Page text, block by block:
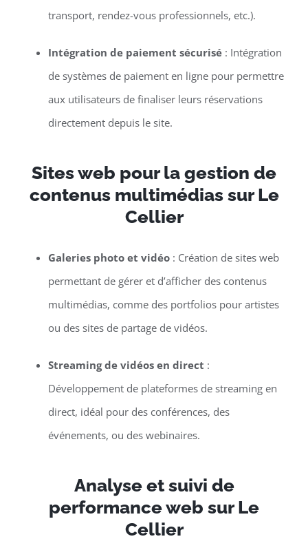
transport, rendez-vous professionnels, etc.).
Intégration de paiement sécurisé: Intégration
de systèmes de paiement en ligne pour permettre
aux utilisateurs de finaliser leurs réservations
directement depuis le site.
Sites web pour la gestion de
contenus multimédias sur Le
Cellier
Galeries photo et vidéo: Création de sites web
permettant de gérer et d’afficher des contenus
multimédias, comme des portfolios pour artistes
ou des sites de partage de vidéos.
Streaming de vidéos en direct :
Développement de plateformes de streaming en
direct, idéal pour des conférences, des
événements, ou des webinaires.
Analyse et suivi de
performance web sur Le
Cellier